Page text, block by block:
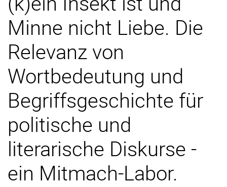
Minne nicht Liebe. Die
Relevanz von
Wortbedeutung und
Begriffsgeschichte für
politische und
literarische Diskurse -
ein Mitmach-Labor.